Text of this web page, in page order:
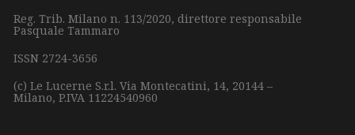
Reg. Trib. Milano n. 113/2020, direttore responsabile
Pasquale Tammaro
ISSN 2724-3656
(c) Le Lucerne S.r.l. Via Montecatini, 14, 20144 –
Milano, P.IVA 11224540960